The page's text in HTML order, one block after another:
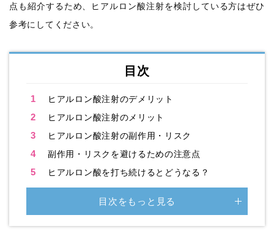
点も紹介するため、ヒアルロン酸注射を検討している方はぜひ
参考にしてください。
目次
1 ヒアルロン酸注射のデメリット
2 ヒアルロン酸注射のメリット
3 ヒアルロン酸注射の副作用・リスク
4 副作用・リスクを避けるための注意点
5 ヒアルロン酸を打ち続けるとどうなる？
目次をもっと見る